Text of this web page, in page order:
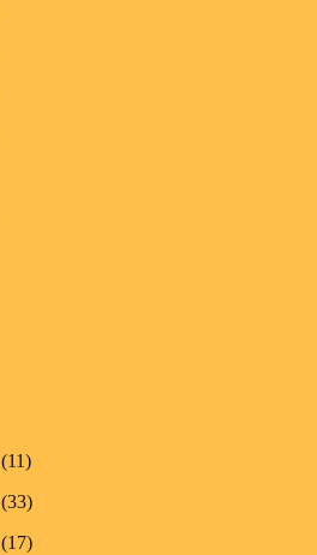
(11)
(33)
(17)